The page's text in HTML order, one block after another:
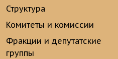
Структура
Комитеты и комиссии
Фракции и депутатские
группы